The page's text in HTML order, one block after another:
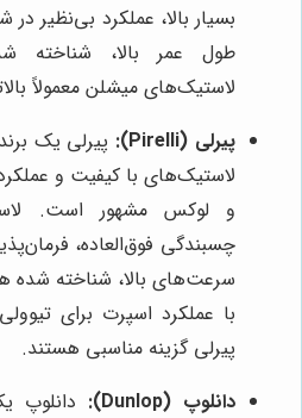
بسیار بالا، عملکرد بی‌نظیر
طول عمر بالا، شناخته
لاستیک‌های میشلن معمولاً
پیرلی (Pirelli):
پیرلی یک
لاستیک‌های با کیفیت و
و لوکس مشهور است.
چسبندگی فوق‌العاده،
سرعت‌های بالا، شناخته شده
با عملکرد اسپرت برای
پیرلی گزینه مناسبی هستند.
دانلوپ (Dunlop):
دانلوپ